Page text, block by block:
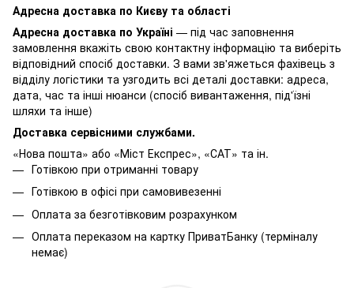
Адресна доставка по Києву та області
Адресна доставка по Україні — під час заповнення
замовлення вкажіть свою контактну інформацію та виберіть
відповідний спосіб доставки. З вами зв'яжеться фахівець з
відділу логістики та узгодить всі деталі доставки: адреса,
дата, час та інші нюанси (спосіб вивантаження, під'їзні
шляхи та інше)
Доставка сервісними службами.
«Нова пошта» або «Міст Експрес», «САТ» та ін.
Готівкою при отриманні товару
Готівкою в офісі при самовивезенні
Оплата за безготівковим розрахунком
Оплата переказом на картку ПриватБанку (терміналу
немає)